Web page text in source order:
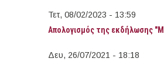
Τετ, 08/02/2023 - 13:59
Απολογισμός της εκδήλωσης
Δευ, 26/07/2021 - 18:18